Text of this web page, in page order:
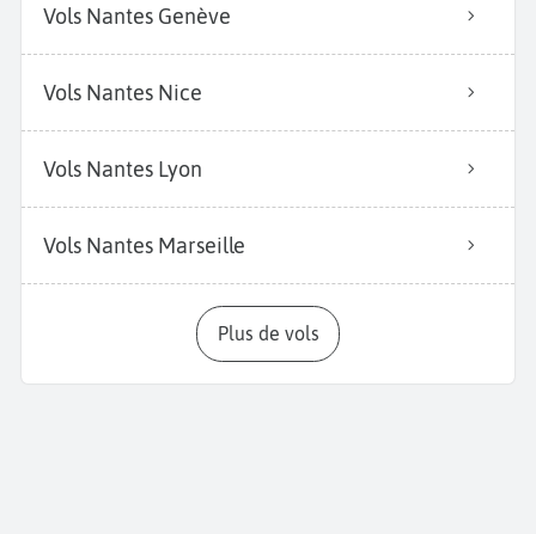
Vols Nantes Genève
Vols Nantes Nice
Vols Nantes Lyon
Vols Nantes Marseille
Plus de vols